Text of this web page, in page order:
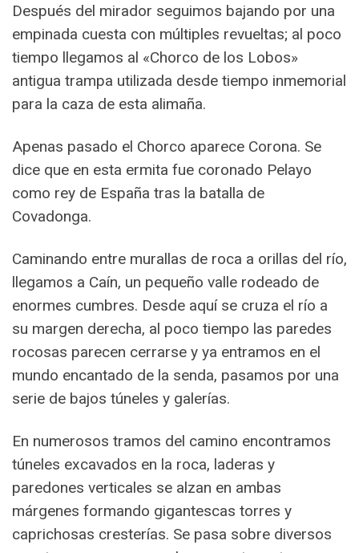
Después del mirador seguimos bajando por una
empinada cuesta con múltiples revueltas; al poco
tiempo llegamos al «Chorco de los Lobos»
antigua trampa utilizada desde tiempo inmemorial
para la caza de esta alimaña.
Apenas pasado el Chorco aparece Corona. Se
dice que en esta ermita fue coronado Pelayo
como rey de España tras la batalla de
Covadonga.
Caminando entre murallas de roca a orillas del río,
llegamos a Caín, un pequeño valle rodeado de
enormes cumbres. Desde aquí se cruza el río a
su margen derecha, al poco tiempo las paredes
rocosas parecen cerrarse y ya entramos en el
mundo encantado de la senda, pasamos por una
serie de bajos túneles y galerías.
En numerosos tramos del camino encontramos
túneles excavados en la roca, laderas y
paredones verticales se alzan en ambas
márgenes formando gigantescas torres y
caprichosas cresterías. Se pasa sobre diversos